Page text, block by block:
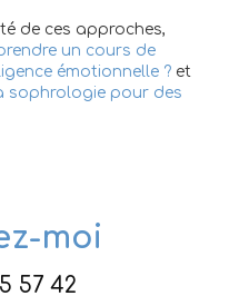
de ces approches,
un cours de
émotionnelle ? et
sophrologie pour des
moi
57 42